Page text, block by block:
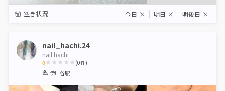
空き状況 今日 × 明日 × 明後日 ×
nail_hachi.24
nail hachi
0
1 2 3 4 5
(0件)
伊川谷駅